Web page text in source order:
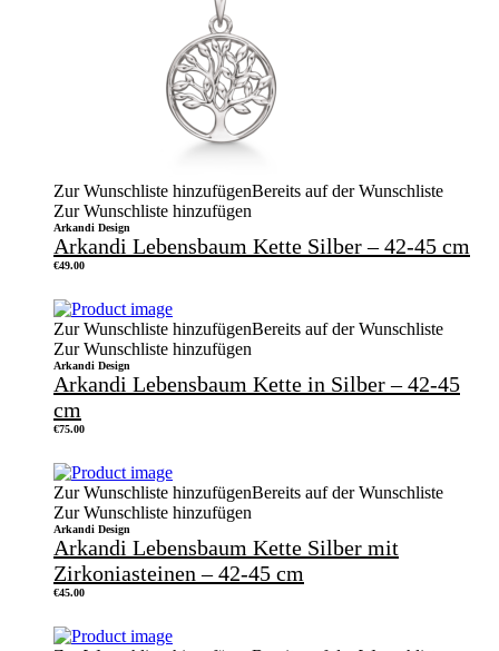
Zur Wunschliste hinzufügenBereits auf der Wunschliste
Zur Wunschliste hinzufügen
Arkandi Design
Arkandi Lebensbaum Kette Silber – 42-45 cm
€49.00
Zur Wunschliste hinzufügenBereits auf der Wunschliste
Zur Wunschliste hinzufügen
Arkandi Design
Arkandi Lebensbaum Kette in Silber – 42-45
cm
€75.00
Zur Wunschliste hinzufügenBereits auf der Wunschliste
Zur Wunschliste hinzufügen
Arkandi Design
Arkandi Lebensbaum Kette Silber mit
Zirkoniasteinen – 42-45 cm
€45.00